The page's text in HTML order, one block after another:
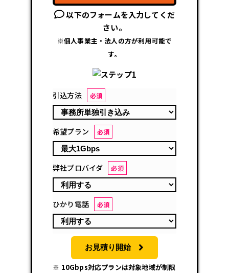
以下のフォームを入力してくだ
さい。
※個人事業主・法人の方が利用可能で
す。
引込方法 必須
希望プラン 必須
弊社プロバイダ 必須
ひかり電話 必須
お見積り開始
10Gbps対応プランは対象地域が制限